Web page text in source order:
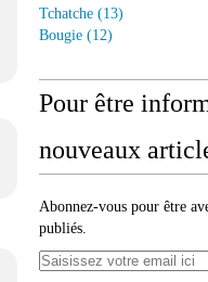
Tchatche (13)
Bougie (12)
Pour être
nouveaux
Abonnez-vous pour être
publiés.